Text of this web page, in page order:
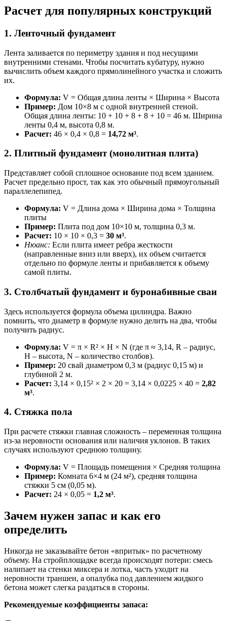
Расчет для популярных конструкций
1. Ленточный фундамент
Лента заливается по периметру здания и под несущими
внутренними стенами. Чтобы посчитать кубатуру, нужно
вычислить объем каждого прямолинейного участка и сложить
их.
Формула: V = Общая длина ленты × Ширина × Высота
Пример: Дом 10×8 м с одной внутренней стеной.
Общая длина ленты: 10 + 10 + 8 + 8 + 10 = 46 м. Ширина
ленты 0,4 м, высота 0,8 м.
Расчет: 46 × 0,4 × 0,8 = 14,72 м³.
2. Плитный фундамент (монолитная плита)
Представляет собой сплошное основание под всем зданием.
Расчет предельно прост, так как это обычный прямоугольный
параллелепипед.
Формула: V = Длина дома × Ширина дома × Толщина
плиты
Пример: Плита под дом 10×10 м, толщина 0,3 м.
Расчет: 10 × 10 × 0,3 = 30 м³.
Нюанс: Если плита имеет ребра жесткости
(направленные вниз или вверх), их объем считается
отдельно по формуле ленты и прибавляется к объему
самой плиты.
3. Столбчатый фундамент и буронабивные сваи
Здесь используется формула объема цилиндра. Важно
помнить, что диаметр в формуле нужно делить на два, чтобы
получить радиус.
Формула: V = π × R² × H × N (где π ≈ 3,14, R – радиус,
H – высота, N – количество столбов).
Пример: 20 свай диаметром 0,3 м (радиус 0,15 м) и
глубиной 2 м.
Расчет: 3,14 × 0,15² × 2 × 20 = 3,14 × 0,0225 × 40 = 2,82
м³.
4. Стяжка пола
При расчете стяжки главная сложность – переменная толщина
из-за неровности основания или наличия уклонов. В таких
случаях используют среднюю толщину.
Формула: V = Площадь помещения × Средняя толщина
Пример: Комната 6×4 м (24 м²), средняя толщина
стяжки 5 см (0,05 м).
Расчет: 24 × 0,05 = 1,2 м³.
Зачем нужен запас и как его
определить
Никогда не заказывайте бетон «впритык» по расчетному
объему. На стройплощадке всегда происходят потери: смесь
налипает на стенки миксера и лотка, часть уходит на
неровности траншеи, а опалубка под давлением жидкого
бетона может слегка раздаться в стороны.
Рекомендуемые коэффициенты запаса: